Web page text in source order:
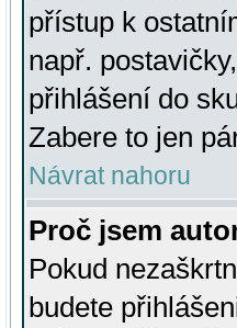
přístup k
např.
přihlášení do
Zabere to jen
Návrat nahoru
Proč jsem
Pokud
budete